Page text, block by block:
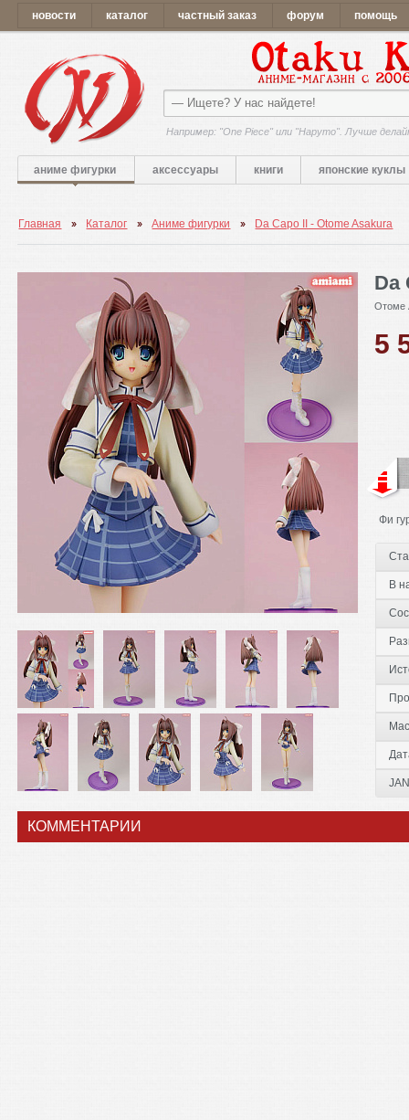
новости каталог частный заказ форум помощь
Например: "One Piece" или "Наруто". Лучше
аниме фигурки аксессуары книги японские куклы
Главная Каталог Аниме фигурки Da Capo II - Otome Asakura
Da
Отоме
5
Фи
В
КОММЕНТАРИИ